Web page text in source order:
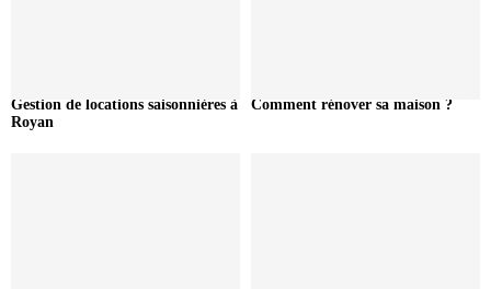
Gestion de locations saisonnières à
Royan
Comment rénover sa maison ?